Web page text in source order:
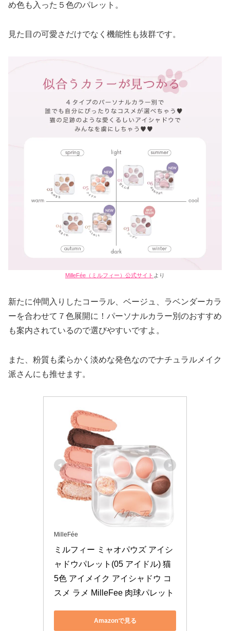
め色も入った５色のパレット。
見た目の可愛さだけでなく機能性も抜群です。
MilleFée（ミルフィー）公式サイト より
新たに仲間入りしたコーラル、ベージュ、ラベンダーカラ
ーを合わせて７色展開に！パーソナルカラー別のおすすめ
も案内されているので選びやすいですよ。
また、粉質も柔らかく淡めな発色なのでナチュラルメイク
派さんにも推せます。
MilleFée
ミルフィー ミャオパウズ アイシ
ャドウパレット(05 アイドル) 猫
5色 アイメイク アイシャドウ コ
スメ ラメ MilleFee 肉球パレット
Amazonで見る